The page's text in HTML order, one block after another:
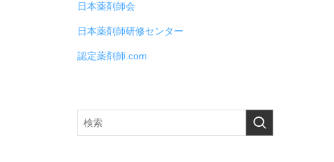
日本薬剤師会
日本薬剤師研修センター
認定薬剤師.com